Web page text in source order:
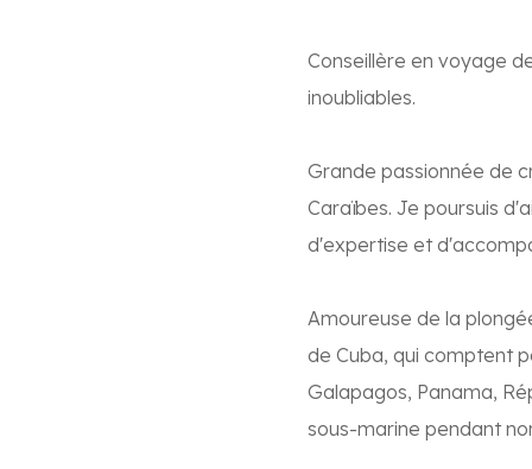
Conseillère en voyage
inoubliables.
Grande passionnée de
Caraïbes. Je poursuis
d'expertise et
Amoureuse de la
de Cuba, qui comptent
Galapagos, Panama,
sous-marine pendant